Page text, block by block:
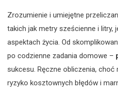
Zrozumienie i umiejętne
takich jak metry sześcienne i litry,
aspektach życia. Od
po codzienne zadania domowe –
sukcesu. Ręczne obliczenia, choć
ryzyko kosztownych błędów i